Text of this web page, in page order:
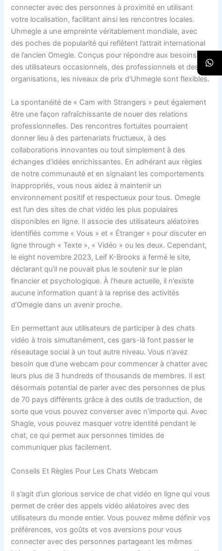
connecter avec des personnes à proximité en utilisant
votre localisation, facilitant ainsi les rencontres locales.
Uhmegle a une empreinte véritablement mondiale, avec
des poches de popularité qui reflètent l’attrait international
de l’ancien Omegle. Conçus pour répondre aux besoins
des utilisateurs occasionnels, des professionnels et des
organisations, les niveaux de prix d’Uhmegle sont flexibles.
La spontanéité de « Cam with Strangers » peut également
être une façon rafraîchissante de nouer des relations
professionnelles. Des rencontres fortuites pourraient
donner lieu à des partenariats fructueux, à des
collaborations innovantes ou tout simplement à des
échanges d’idées enrichissantes. En adhérant aux règles
de notre communauté et en signalant les comportements
inappropriés, vous nous aidez à maintenir un
environnement positif et respectueux pour tous. Omegle
est l’un des sites de chat vidéo les plus populaires
disponibles en ligne. Il associe des utilisateurs aléatoires
identifiés comme « Vous » et « Étranger » pour discuter en
ligne through « Texte », « Vidéo » ou les deux. Cependant,
le eight novembre 2023, Leif K-Brooks a fermé le site,
déclarant qu’il ne pouvait plus le soutenir sur le plan
financier et psychologique. À l’heure actuelle, il n’existe
aucune information quant à la reprise des activités
d’Omegle dans un avenir proche.
En permettant aux utilisateurs de participer à des chats
vidéo à trois simultanément, ces gars-là font passer le
réseautage social à un tout autre niveau. Vous n’avez
besoin que d’une webcam pour commencer à chatter avec
leurs plus de 3 hundreds of thousands de membres. Il est
désormais potential de parler avec des personnes de plus
de 70 pays différents grâce à des outils de traduction, de
sorte que vous pouvez converser avec n’importe qui. Avec
Shagle, vous pouvez masquer votre identité pendant le
chat, ce qui permet aux personnes timides de
communiquer plus facilement.
Conseils Et Règles Pour Les Chats Webcam
Il s’agit d’un glorious service de chat vidéo en ligne qui vous
permet de créer des appels vidéo aléatoires avec des
utilisateurs du monde entier. Vous pouvez même définir vos
préférences, vos goûts et vos aversions pour vous
connecter avec des personnes partageant les mêmes